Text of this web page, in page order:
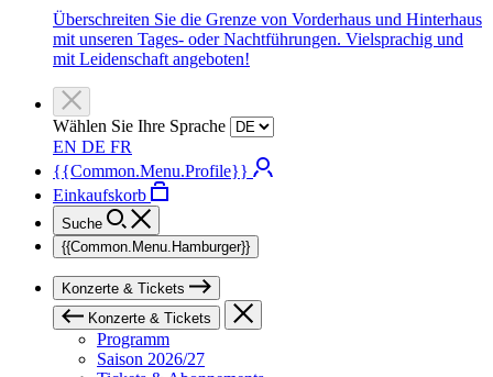
Überschreiten Sie die Grenze von Vorderhaus und Hinterhaus
mit unseren Tages- oder Nachtführungen. Vielsprachig und
mit Leidenschaft angeboten!
Wählen Sie Ihre Sprache
EN DE FR
{{Common.Menu.Profile}}
Einkaufskorb
Suche
{{Common.Menu.Hamburger}}
Konzerte & Tickets
Konzerte & Tickets
Programm
Saison 2026/27